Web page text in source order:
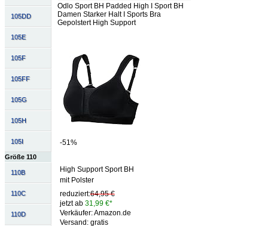
105DD
105E
105F
105FF
105G
105H
105I
Größe 110
110B
110C
110D
Odlo Sport BH Padded High I Sport BH
Damen Starker Halt I Sports Bra
Gepolstert High Support
-51%
High Support Sport BH
mit Polster
reduziert:64,95 €
jetzt ab 31,99 €*
Verkäufer: Amazon.de
Versand: gratis